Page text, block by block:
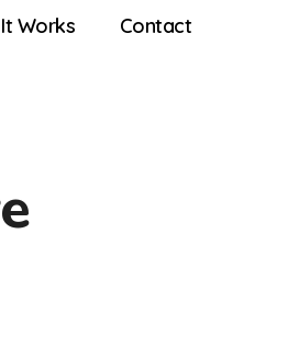
Works Contact